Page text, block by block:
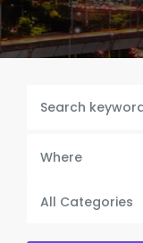
Where
All Categories